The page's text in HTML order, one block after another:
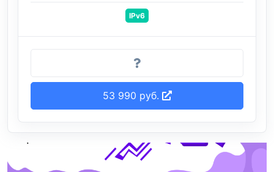
IPv6
53 990 руб.